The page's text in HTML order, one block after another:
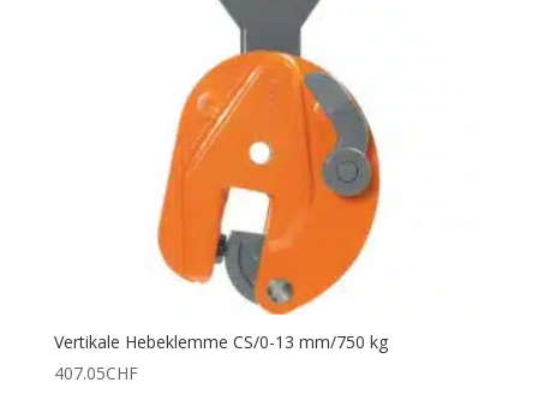
Vertikale Hebeklemme CS/0-13 mm/750 kg
407.05CHF